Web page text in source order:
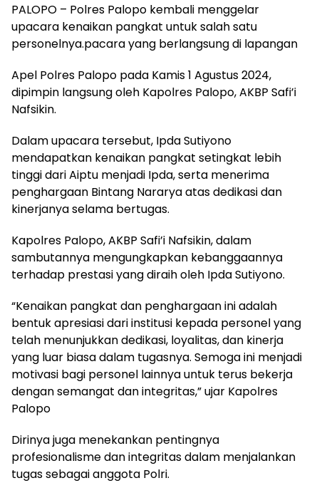
PALOPO – Polres Palopo kembali menggelar
upacara kenaikan pangkat untuk salah satu
personelnya.pacara yang berlangsung di lapangan
Apel Polres Palopo pada Kamis 1 Agustus 2024,
dipimpin langsung oleh Kapolres Palopo, AKBP Safi’i
Nafsikin.
Dalam upacara tersebut, Ipda Sutiyono
mendapatkan kenaikan pangkat setingkat lebih
tinggi dari Aiptu menjadi Ipda, serta menerima
penghargaan Bintang Nararya atas dedikasi dan
kinerjanya selama bertugas.
Kapolres Palopo, AKBP Safi’i Nafsikin, dalam
sambutannya mengungkapkan kebanggaannya
terhadap prestasi yang diraih oleh Ipda Sutiyono.
“Kenaikan pangkat dan penghargaan ini adalah
bentuk apresiasi dari institusi kepada personel yang
telah menunjukkan dedikasi, loyalitas, dan kinerja
yang luar biasa dalam tugasnya. Semoga ini menjadi
motivasi bagi personel lainnya untuk terus bekerja
dengan semangat dan integritas,” ujar Kapolres
Palopo
Dirinya juga menekankan pentingnya
profesionalisme dan integritas dalam menjalankan
tugas sebagai anggota Polri.